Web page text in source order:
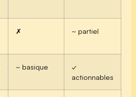
✗ ~ partiel
~ basique
✓
actionnables